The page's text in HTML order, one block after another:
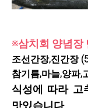
※삼치회 양념장
조선간장,진간장
참기름,마늘,양파,
식성에 따라 고
맛있습니다.